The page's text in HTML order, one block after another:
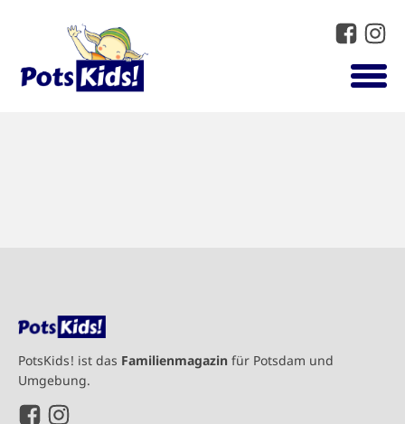
PotsKids! ist das Familienmagazin für Potsdam und
Umgebung.